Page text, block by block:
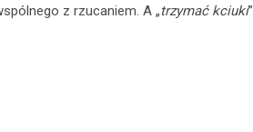
z rzucaniem. A „trzymać kciuki”